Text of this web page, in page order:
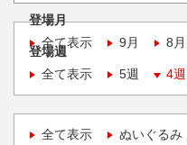
登場月
全て表示
9月 8月
登場週
全て表示
5週 4週
全て表示 ぬいぐるみ